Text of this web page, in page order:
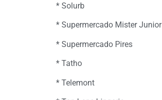
* Solurb
* Supermercado Mister Junior
* Supermercado Pires
* Tatho
* Telemont